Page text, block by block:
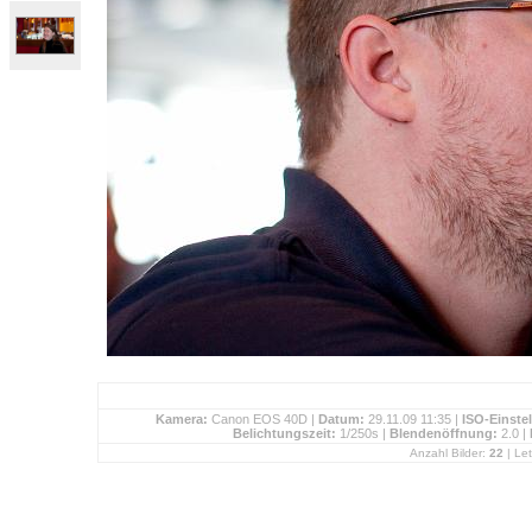
Kamera: Canon EOS 40D | Datum: 29.11.09 11:35 | ISO-
Belichtungszeit: 1/250s | Blendenöffnung: 2.0 |
Anzahl Bilder: 22 |